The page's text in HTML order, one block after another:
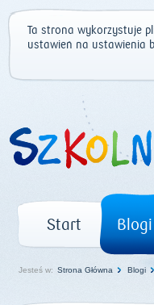
Ta strona wykorzystuje
ustawień na ustawienia
Start Blogi
Jesteś w: Strona Główna Blogi